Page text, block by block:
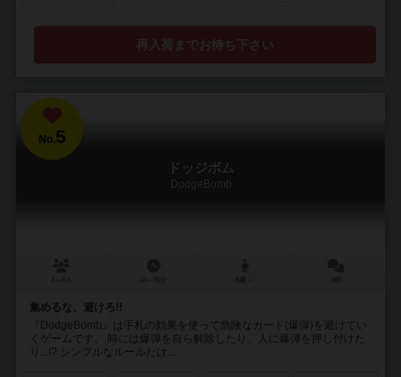
再入荷までお待ち下さい
No.5
ドッジボム
DodgeBomb
集めるな、避けろ!!
『DodgeBomb』は手札の効果を使って危険なカード(爆弾)を避けてい
くゲームです。 時には爆弾を自ら解除したり、人に爆弾を押し付けた
り...!? シンプルなルールだけ...